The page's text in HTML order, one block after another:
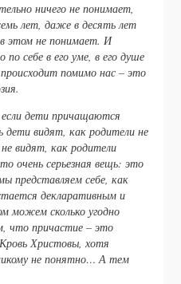
ничего не понимает,
лет, даже в десять лет
этом не понимает. И
себе в его уме, в его душе
помимо нас – это
если дети причащаются
дети видят, как родители не
видят, как родители
очень серьезная вещь: это
представляем себе, как
декларативным и
можем сколько угодно
что причастие – это
Христовы, хотя
не понятно… А тем